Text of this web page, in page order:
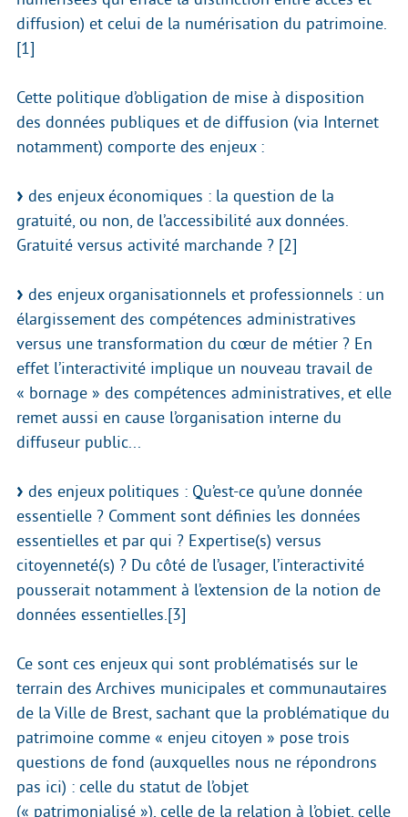
diffusion) et celui de la numérisation du patrimoine.
[1]
Cette politique d’obligation de mise à disposition
des données publiques et de diffusion (via Internet
notamment) comporte des enjeux :
des enjeux économiques : la question de la
gratuité, ou non, de l’accessibilité aux données.
Gratuité versus activité marchande ? [2]
des enjeux organisationnels et professionnels : un
élargissement des compétences administratives
versus une transformation du cœur de métier ? En
effet l’interactivité implique un nouveau travail de
« bornage » des compétences administratives, et elle
remet aussi en cause l’organisation interne du
diffuseur public...
des enjeux politiques : Qu’est-ce qu’une donnée
essentielle ? Comment sont définies les données
essentielles et par qui ? Expertise(s) versus
citoyenneté(s) ? Du côté de l’usager, l’interactivité
pousserait notamment à l’extension de la notion de
données essentielles.[3]
Ce sont ces enjeux qui sont problématisés sur le
terrain des Archives municipales et communautaires
de la Ville de Brest, sachant que la problématique du
patrimoine comme « enjeu citoyen » pose trois
questions de fond (auxquelles nous ne répondrons
pas ici) : celle du statut de l’objet
(« patrimonialisé »), celle de la relation à l’objet, celle